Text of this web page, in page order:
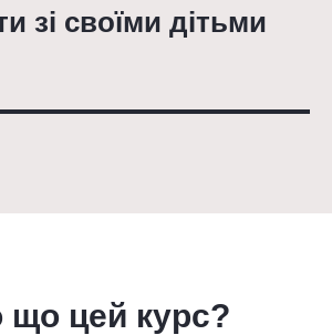
зі своїми дітьми
що цей курс?